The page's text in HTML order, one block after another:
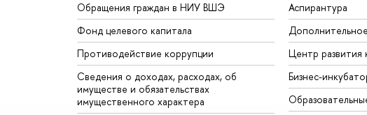
Обращения граждан в НИУ ВШЭ
Фонд целевого капитала
Противодействие коррупции
Сведения о доходах, расходах, об
имуществе и обязательствах
имущественного характера
Аспирантура
Центр развития
Бизнес-